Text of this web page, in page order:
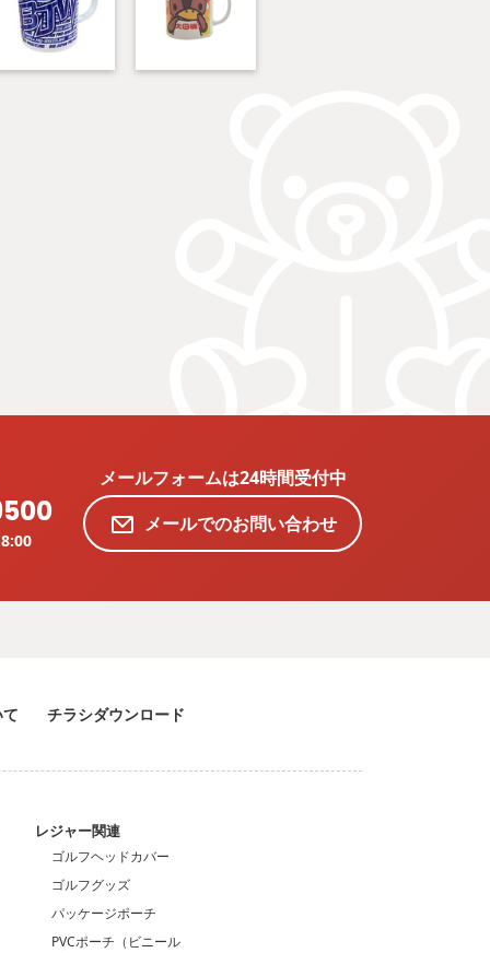
メールフォームは24時間受付中
メールでのお問い合わせ
チラシダウンロード
レジャー関連
ゴルフヘッドカバー
ゴルフグッズ
パッケージポーチ
PVCポーチ（ビニール